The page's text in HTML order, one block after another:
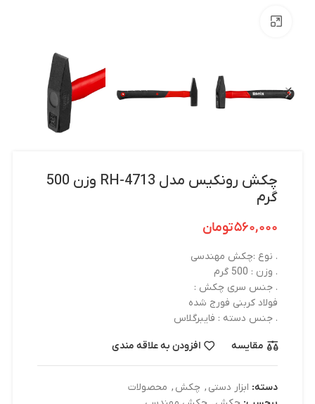
چکش رونکیس مدل RH-4713 وزن 500
گرم
۵۶۰,۰۰۰تومان
. نوع :چکش مهندسی
. وزن : 500 گرم
. جنس سری چکش :
فولاد کربنی فورج شده
. جنس دسته : فایبرگلاس
مقایسه افزودن به علاقه مندی
دسته: ابزار دستی , چكش , محصولات